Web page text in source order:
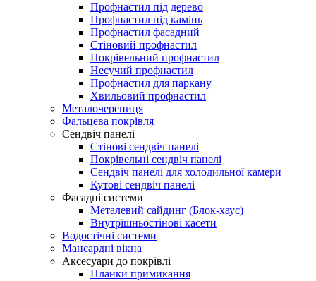
Профнастил під дерево
Профнастил під камінь
Профнастил фасадний
Стіновий профнастил
Покрівельний профнастил
Несучий профнастил
Профнастил для паркану
Хвильовий профнастил
Металочерепиця
Фальцева покрівля
Сендвіч панелі
Стінові сендвіч панелі
Покрівельні сендвіч панелі
Сендвіч панелі для холодильної камери
Кутові сендвіч панелі
Фасадні системи
Металевий сайдинг (Блок-хаус)
Внутрішньостінові касети
Водостічні системи
Мансардні вікна
Аксесуари до покрівлі
Планки примикання